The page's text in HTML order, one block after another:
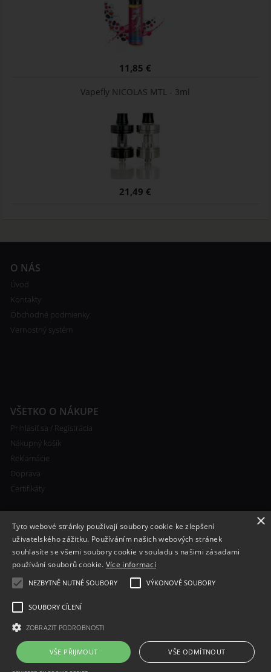
11,85 €
Vapefly NICOLAS MTL - 3ml
21,49 €
O NÁS
Úvod
Kontakty
Obchodné podmienky
Vernostný systém
VŠETKO O NÁKUPE
Prihlásiť sa / Registrácia
Nákupný košík
Reklamácie
Doprava
Certifikáty
RYCHLÝ KONTAKT
+420 608 138 367
info@bomba-cig.sk
×
Tyto webové stránky používají soubory cookie ke zlepšení
uživatelského zážitku. Používáním našich webových stránek
souhlasíte se všemi soubory cookie v souladu s našimi zásadami
používání souborů cookie. Více informací
NEZBYTNĚ NUTNÉ SOUBORY VÝKONOVÉ SOUBORY
SOUBORY CÍLENÍ
ZOBRAZIT PODROBNOSTI
VŠE PŘIJMOUT VŠE ODMÍTNOUT